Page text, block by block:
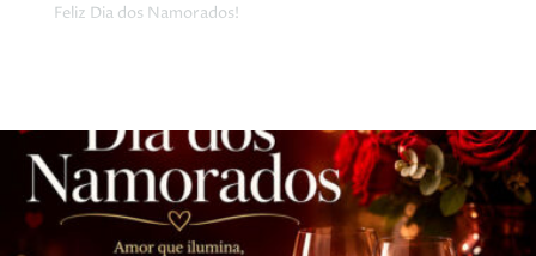
Feliz Dia dos Namorados!